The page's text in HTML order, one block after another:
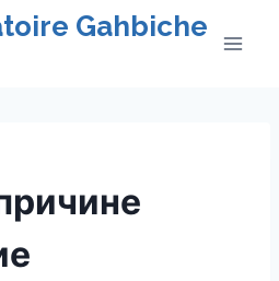
Gahbiche